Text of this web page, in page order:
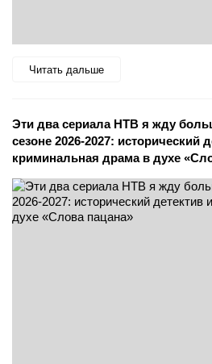
Читать дальше
Эти два сериала НТВ я жду
сезоне 2026-2027: исторический
криминальная драма в духе